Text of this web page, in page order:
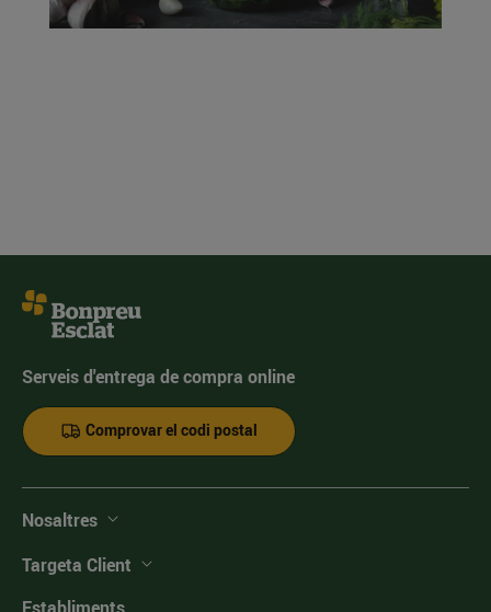
Serveis d'entrega de compra online
Comprovar el codi postal
Nosaltres
Targeta Client
Establiments